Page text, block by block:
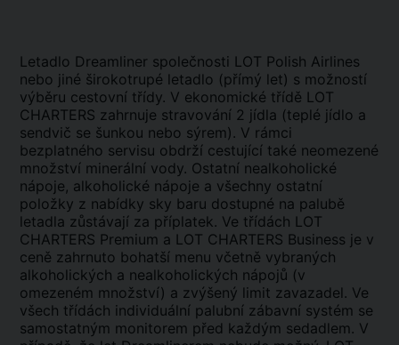
Letadlo Dreamliner společnosti LOT Polish Airlines
nebo jiné širokotrupé letadlo (přímý let) s možností
výběru cestovní třídy. V ekonomické třídě LOT
CHARTERS zahrnuje stravování 2 jídla (teplé jídlo a
sendvič se šunkou nebo sýrem). V rámci
bezplatného servisu obdrží cestující také neomezené
množství minerální vody. Ostatní nealkoholické
nápoje, alkoholické nápoje a všechny ostatní
položky z nabídky sky baru dostupné na palubě
letadla zůstávají za příplatek. Ve třídách LOT
CHARTERS Premium a LOT CHARTERS Business je v
ceně zahrnuto bohatší menu včetně vybraných
alkoholických a nealkoholických nápojů (v
omezeném množství) a zvýšený limit zavazadel. Ve
všech třídách individuální palubní zábavní systém se
samostatným monitorem před každým sedadlem. V